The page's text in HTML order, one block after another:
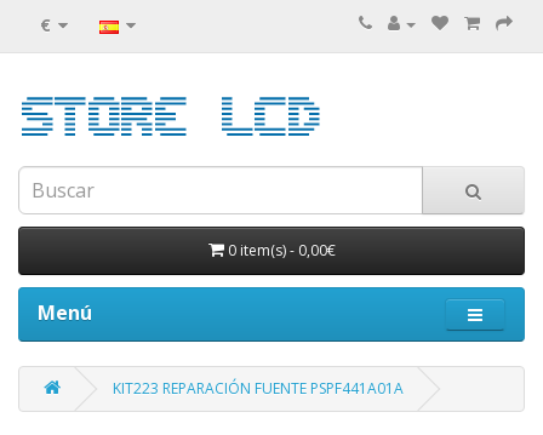
€
0 item(s)- 0,00€
Menú
KIT223 REPARACIÓN FUENTE PSPF441A01A